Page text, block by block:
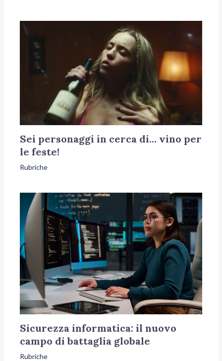
Sei personaggi in cerca di… vino per
le feste!
Rubriche
Sicurezza informatica: il nuovo
campo di battaglia globale
Rubriche